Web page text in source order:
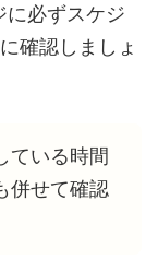
必ずスケジ
確認しましょ
ている時間
併せて確認